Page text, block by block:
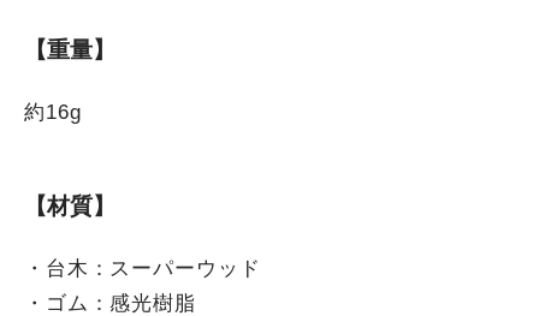
【重量】
約16g
【材質】
・台木：スーパーウッド
・ゴム：感光樹脂